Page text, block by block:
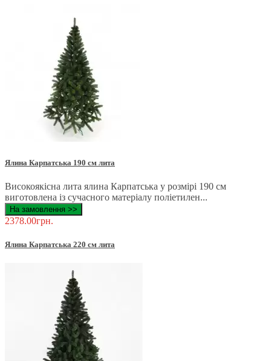
Ялина Карпатська 190 см лита
Високоякісна лита ялина Карпатська у розмірі 190 см
виготовлена ​​із сучасного матеріалу поліетилен...
На замовлення >>
2378.00грн.
Ялина Карпатська 220 см лита